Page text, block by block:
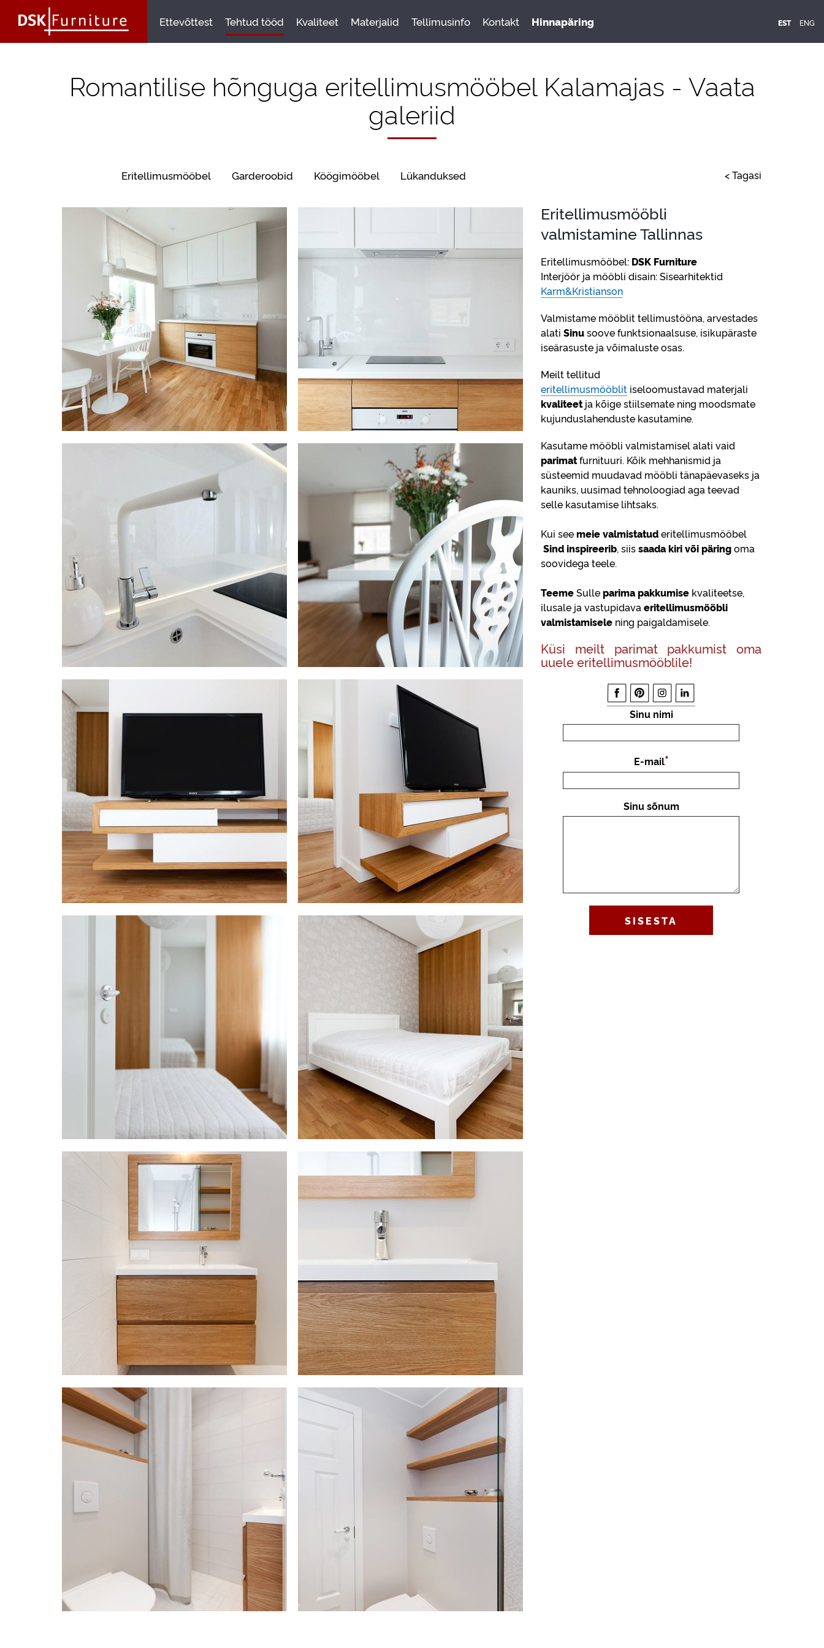
Ettevõttest Tehtud tööd Kvaliteet Materjalid Tellimusinfo Kontakt Hinnapäring EST ENG
Romantilise hõnguga eritellimusmööbel Kalamajas - Vaata
galeriid
Eritellimusmööbel Garderoobid Köögimööbel Lükanduksed < Tagasi
Eritellimusmööbli
valmistamine Tallinnas
Eritellimusmööbel: DSK Furniture
Interjöör ja mööbli disain: Sisearhitektid
Karm&Kristianson
Valmistame mööblit tellimustööna, arvestades
alati Sinusoove funktsionaalsuse, isikupäraste
iseärasuste ja võimaluste osas.
Meilt tellitud
eritellimusmööblit iseloomustavad materjali
kvaliteetja kõige stiilsemate ning moodsmate
kujunduslahenduste kasutamine.
Kasutame mööbli valmistamisel alati vaid
parimatfurnituuri. Kõik mehhanismid ja
süsteemid muudavad mööbli tänapäevaseks ja
kauniks, uusimad tehnoloogiad aga teevad
selle kasutamise lihtsaks.
Kui seemeie valmistatuderitellimusmööbel
Sind inspireerib, siissaada kiri või päringoma
soovidega teele.
TeemeSulleparima pakkumise kvaliteetse,
ilusale ja vastupidava eritellimusmööbli
valmistamisele ning paigaldamisele.
Küsi meilt parimat pakkumist oma
uuele eritellimusmööblile!
Sinu nimi
E-mail
Sinu sõnum